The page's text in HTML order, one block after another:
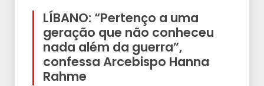
LÍBANO: “Pertenço a uma
geração que não conheceu
nada além da guerra”,
confessa Arcebispo Hanna
Rahme